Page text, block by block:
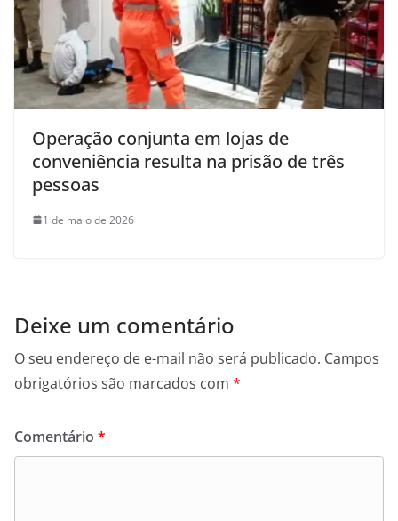
Operação conjunta em lojas de
conveniência resulta na prisão de três
pessoas
1 de maio de 2026
Deixe um comentário
O seu endereço de e-mail não será publicado. Campos
obrigatórios são marcados com *
Comentário *